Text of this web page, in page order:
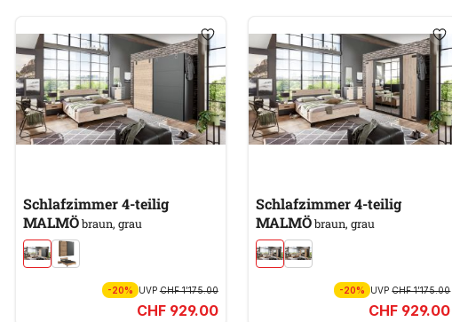
Schlafzimmer 4-teilig
MALMÖbraun, grau
-20% UVPCHF 1’175.00
CHF 929.00
Schlafzimmer 4-teilig
MALMÖbraun, grau
-20% UVPCHF 1’175.00
CHF 929.00